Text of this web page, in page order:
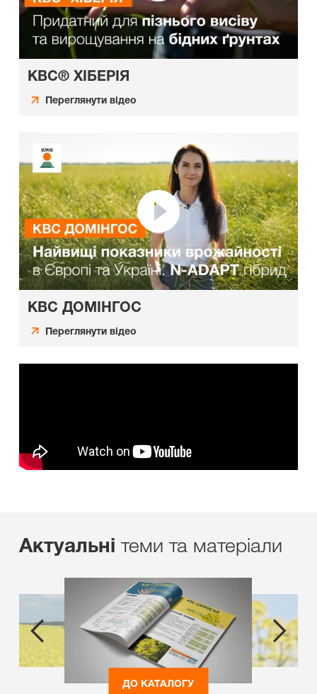
КВС® ХІБЕРІЯ
Переглянути відео
КВС ДОМІНГОС
Переглянути відео
Актуальні теми та матеріали
ДО КАТАЛОГУ